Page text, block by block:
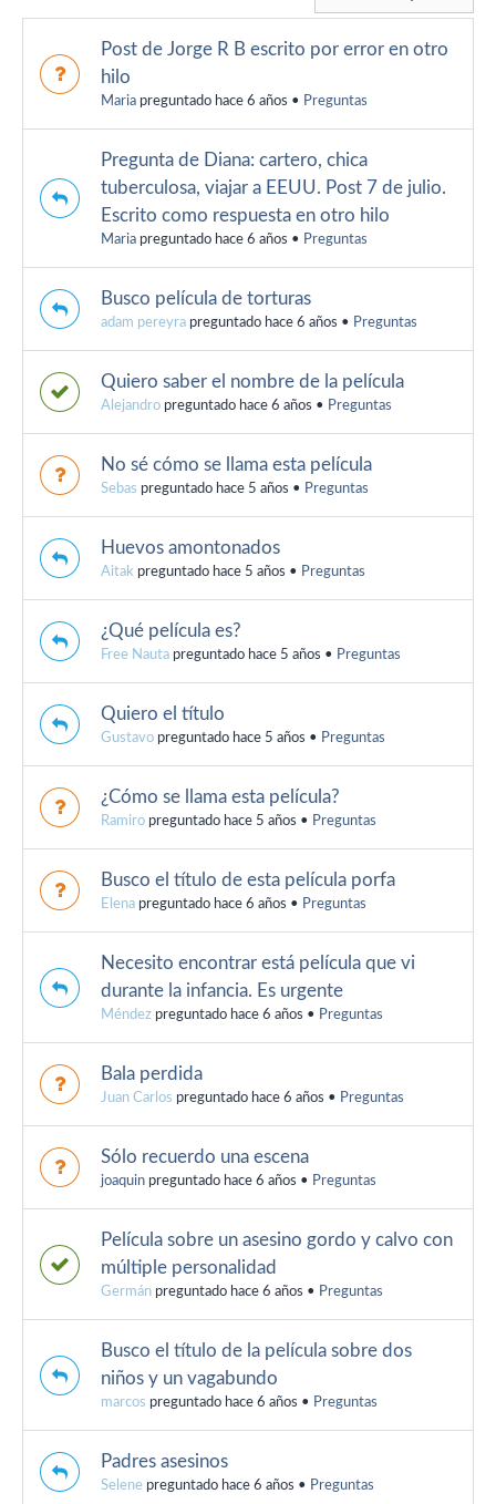
Post de Jorge R B escrito por error en otro
hilo
Maria preguntado hace 6 años • Preguntas
Pregunta de Diana: cartero, chica
tuberculosa, viajar a EEUU. Post 7 de julio.
Escrito como respuesta en otro hilo
Maria preguntado hace 6 años • Preguntas
Busco película de torturas
adam pereyra preguntado hace 6 años • Preguntas
Quiero saber el nombre de la película
Alejandro preguntado hace 6 años • Preguntas
No sé cómo se llama esta película
Sebas preguntado hace 5 años • Preguntas
Huevos amontonados
Aitak preguntado hace 5 años • Preguntas
¿Qué película es?
Free Nauta preguntado hace 5 años • Preguntas
Quiero el título
Gustavo preguntado hace 5 años • Preguntas
¿Cómo se llama esta película?
Ramiro preguntado hace 5 años • Preguntas
Busco el título de esta película porfa
Elena preguntado hace 6 años • Preguntas
Necesito encontrar está película que vi
durante la infancia. Es urgente
Méndez preguntado hace 6 años • Preguntas
Bala perdida
Juan Carlos preguntado hace 6 años • Preguntas
Sólo recuerdo una escena
joaquin preguntado hace 6 años • Preguntas
Película sobre un asesino gordo y calvo con
múltiple personalidad
Germán preguntado hace 6 años • Preguntas
Busco el título de la película sobre dos
niños y un vagabundo
marcos preguntado hace 6 años • Preguntas
Padres asesinos
Selene preguntado hace 6 años • Preguntas